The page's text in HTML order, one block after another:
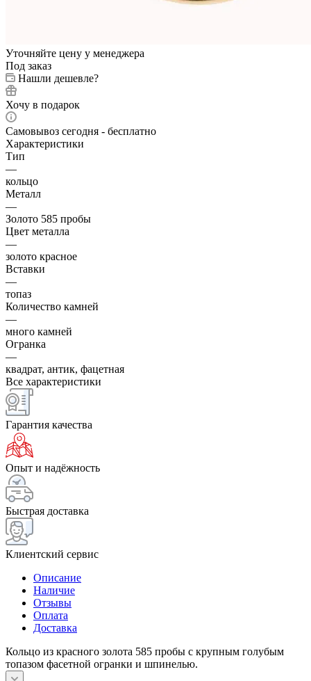
Уточняйте цену у менеджера
Под заказ
Нашли дешевле?
Хочу в подарок
Самовывоз сегодня - бесплатно
Характеристики
Тип
—
кольцо
Металл
—
Золото 585 пробы
Цвет металла
—
золото красное
Вставки
—
топаз
Количество камней
—
много камней
Огранка
—
квадрат, антик, фацетная
Все характеристики
Гарантия качества
Опыт и надёжность
Быстрая доставка
Клиентский сервис
Описание
Наличие
Отзывы
Оплата
Доставка
Кольцо из красного золота 585 пробы с крупным голубым
топазом фасетной огранки и шпинелью.